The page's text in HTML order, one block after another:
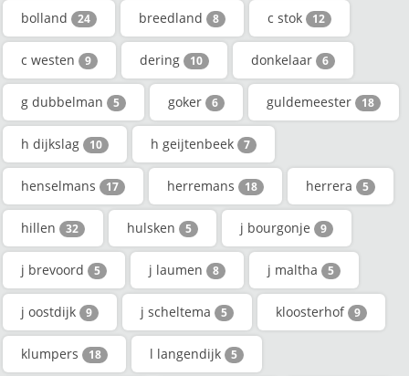
bolland 24 breedland 8 c stok 12
c westen 9 dering 10 donkelaar 6
g dubbelman 5 goker 6 guldemeester 18
h dijkslag 10 h geijtenbeek 7
henselmans 17 herremans 18 herrera 5
hillen 32 hulsken 5 j bourgonje 9
j brevoord 5 j laumen 8 j maltha 5
j oostdijk 9 j scheltema 5 kloosterhof 9
klumpers 18 l langendijk 5